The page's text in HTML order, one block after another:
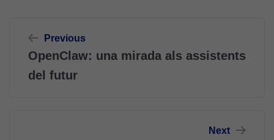
d'entrades
Previous
OpenClaw: una mirada als assistents
del futur
Next